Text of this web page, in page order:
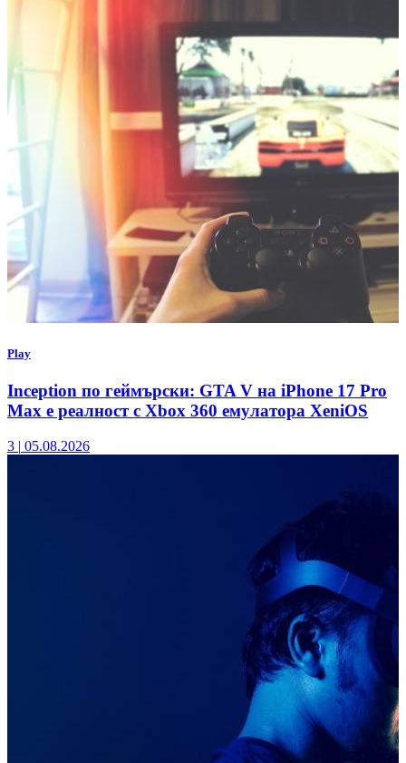
Play
Inception по геймърски: GTA V на iPhone 17 Pro
Max е реалност с Xbox 360 емулатора XeniOS
3 | 05.08.2026